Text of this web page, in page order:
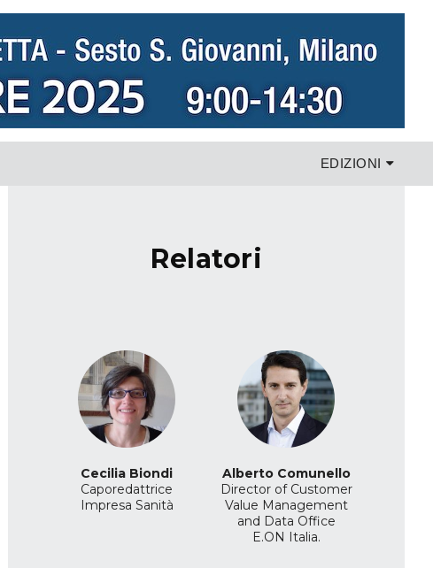
EDIZIONI
relatori
Cecilia Biondi
Caporedattrice
Impresa Sanità
Alberto Comunello
Director of Customer
Value Management
and Data Office
E.ON Italia.